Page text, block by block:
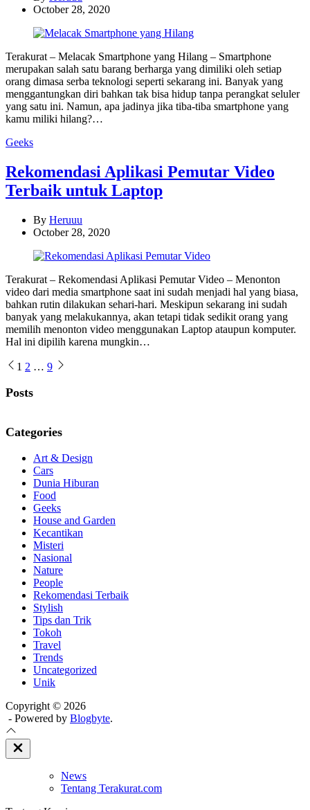
October 28, 2020
Terakurat – Melacak Smartphone yang Hilang – Smartphone
merupakan salah satu barang berharga yang dimiliki oleh setiap
orang dimasa serba teknologi seperti sekarang ini. Banyak yang
menggantungkan diri bahkan tak bisa hidup tanpa perangkat seluler
yang satu ini. Namun, apa jadinya jika tiba-tiba smartphone yang
kamu miliki hilang?…
Categories
Geeks
Rekomendasi Aplikasi Pemutar Video
Terbaik untuk Laptop
By Heruuu
October 28, 2020
Terakurat – Rekomendasi Aplikasi Pemutar Video – Menonton
video dari media smartphone saat ini sudah menjadi hal yang biasa,
bahkan rutin dilakukan sehari-hari. Meskipun sekarang ini sudah
banyak yang melakukannya, akan tetapi tidak sedikit orang yang
memilih menonton video menggunakan Laptop ataupun komputer.
Hal ini dipilih karena mungkin…
Posts
pagination
1 2 … 9
Posts
Categories
Art & Design
Cars
Dunia Hiburan
Food
Geeks
House and Garden
Kecantikan
Misteri
Nasional
Nature
People
Rekomendasi Terbaik
Stylish
Tips dan Trik
Tokoh
Travel
Trends
Uncategorized
Unik
Copyright © 2026
- Powered by Blogbyte.
Close
Off
News
Tentang Terakurat.com